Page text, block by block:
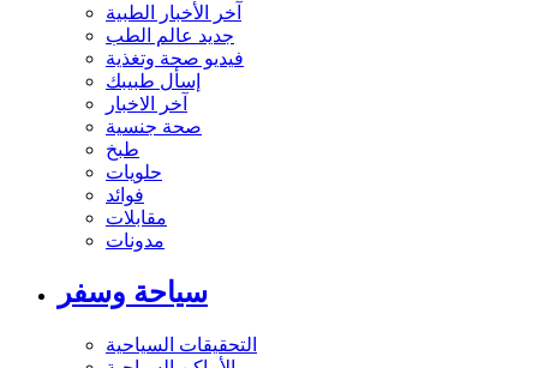
آخر الأخبار الطبية
جديد عالم الطب
فيديو صحة وتغذية
إسأل طبيبك
آخر الاخبار
صحة جنسية
طبخ
حلويات
فوائد
مقابلات
مدونات
سياحة وسفر
التحقيقات السياحية